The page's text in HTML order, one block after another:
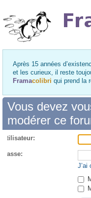
Après 15 années
et les curieux, il reste
Framacolibri qui prend la
Vous devez
modérer ce
passe:
J’ai